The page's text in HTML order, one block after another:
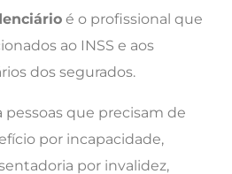
é o profissional que
ao INSS e aos
dos segurados.
pessoas que precisam de
por incapacidade,
por invalidez,